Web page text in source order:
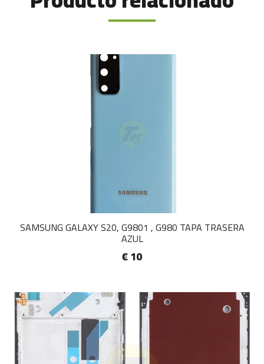
SAMSUNG GALAXY S20, G9801 , G980 TAPA TRASERA
AZUL
€ 10